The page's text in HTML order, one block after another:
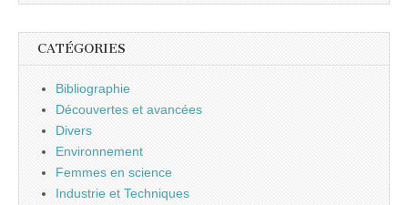
CATÉGORIES
Bibliographie
Découvertes et avancées
Divers
Environnement
Femmes en science
Industrie et Techniques